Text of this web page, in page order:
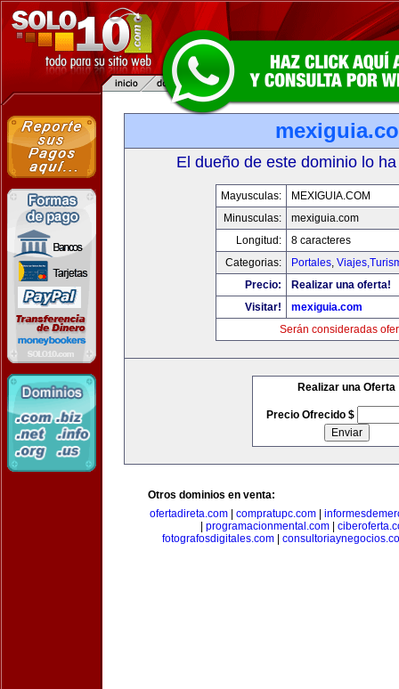
El dueño de este dominio lo
Mayusculas:
MEXIGUIA.COM
Minusculas:
mexiguia.com
Longitud:
8 caracteres
Categorias:
Portales,
Precio:
Realizar una oferta!
Visitar!
mexiguia.com
Serán consideradas
Realizar una Oferta
Precio Ofrecido $
Otros dominios en venta:
ofertadireta.com| compratupc.com|
programacionmental.com|
fotografosdigitales.com